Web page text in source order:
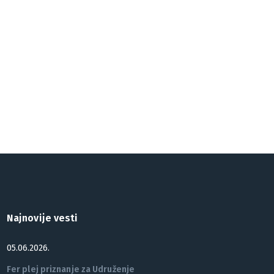
Najnovije vesti
05.06.2026.
Fer plej priznanje za Udruženje